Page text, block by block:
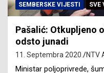
SEMBERSKE VIJESTI SVE
Pašalić: Otkupljeno
odsto junadi
11. Septembra 2020. NTV
Ministar poljoprivrede,